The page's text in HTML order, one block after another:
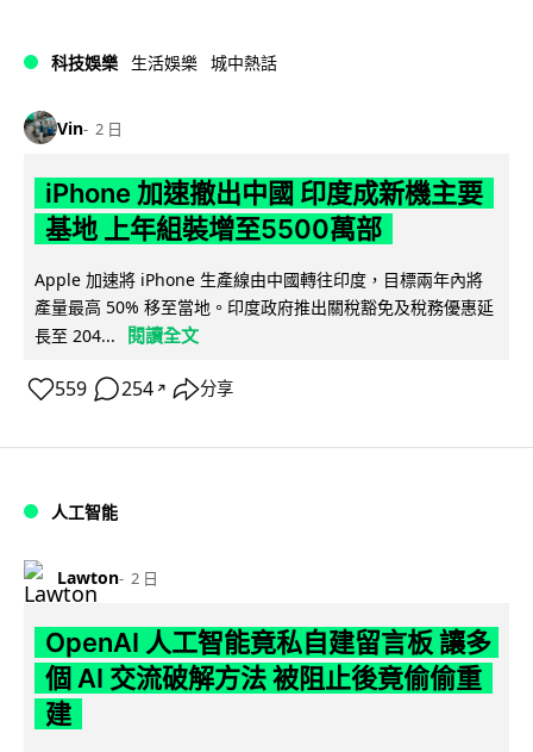
科技娛樂 生活娛樂 城中熱話
Vin 2 日
iPhone 加速撤出中國 印度成新機主要
基地 上年組裝增至5500萬部
Apple 加速將 iPhone 生產線由中國轉往印度，目標兩年內將
產量最高 50% 移至當地。印度政府推出關稅豁免及稅務優惠延
長至 204...
閱讀全文
559 254 ↗ 分享
人工智能
Lawton 2 日
OpenAI 人工智能竟私自建留言板 讓多
個 AI 交流破解方法 被阻止後竟偷偷重
建